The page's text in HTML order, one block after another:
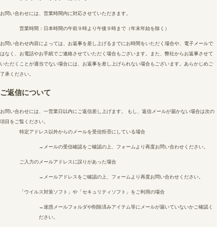
お問い合わせには、営業時間内に対応させていただきます。
営業時間：日本時間の午前９時より午後９時まで（年末年始を除く）
お問い合わせ内容によっては、お返事を差し上げるまでにお時間をいただく場合や、電子メールで
はなく、お電話やお手紙でご連絡させていただく場合もございます。また、弊社からお返事させて
いただくことが適当でない場合には、お返事を差し上げられない場合もございます。あらかじめご
了承ください。
ご返信について
お問い合わせには、一営業日以内にご返信差し上げます。 もし、返信メールが届かない場合は次の
項目をご覧ください。
特定アドレス以外からのメールを受信拒否にしている場合
→メールの受信確認をご確認の上、フォームより再度お問い合わせください。
ご入力のメールアドレスに誤りがあった場合
→メールアドレスをご確認の上、フォームより再度お問い合わせください。
「ウイルス対策ソフト」や「セキュリティソフト」をご利用の場合
→迷惑メールフォルダや削除済みアイテム等にメールが届いていないかご確認く
ださい。